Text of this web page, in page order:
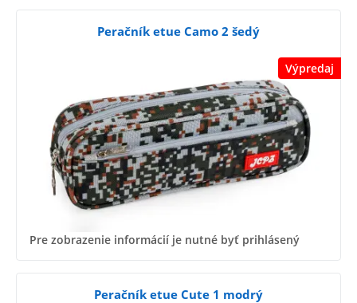
Výpredaj
Peračník etue Camo 2 šedý
Pre zobrazenie informácií je nutné byť prihlásený
Peračník etue Cute 1 modrý